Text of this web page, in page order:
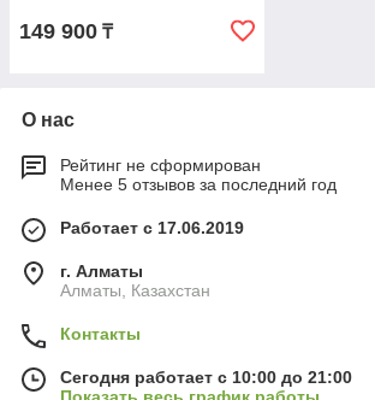
149 900 ₸
О нас
Рейтинг не сформирован
Менее 5 отзывов за последний год
Работает с 17.06.2019
г. Алматы
Алматы, Казахстан
Контакты
Сегодня работает с 10:00 до 21:00